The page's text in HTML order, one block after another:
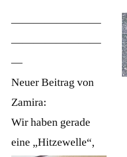
————————
————————
—
Neuer Beitrag von
Zamira:
Wir haben gerade
eine „Hitzewelle“,